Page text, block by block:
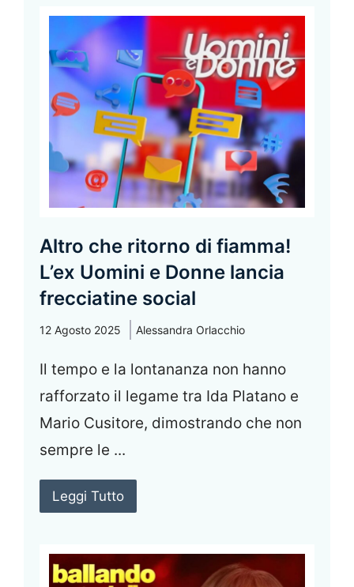
Altro che ritorno di fiamma!
L’ex Uomini e Donne lancia
frecciatine social
12 Agosto 2025 Alessandra Orlacchio
Il tempo e la lontananza non hanno
rafforzato il legame tra Ida Platano e
Mario Cusitore, dimostrando che non
sempre le ...
Leggi Tutto